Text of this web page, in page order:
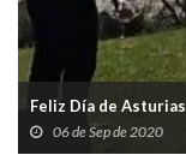
Feliz Día de
06 de Sep de 2020